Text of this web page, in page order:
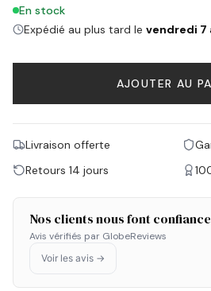
En stock
Expédié au plus tard le vendredi 7
AJOUTER AU
Livraison offerte
Retours 14 jours
Nos clients nous font confiance
Avis vérifiés par GlobeReviews
Voir les avis →